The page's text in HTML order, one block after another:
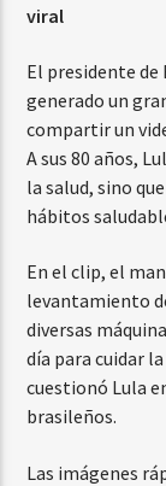
viral
El presidente de
generado un
compartir un
A sus 80 años,
la salud, sino
hábitos
En el clip, el
levantamiento
diversas
día para cuidar la
cuestionó Lula
brasileños.
Las imágenes